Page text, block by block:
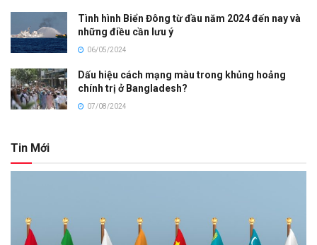
Tình hình Biển Đông từ đầu năm 2024 đến nay và
những điều cần lưu ý
06/05/2024
Dấu hiệu cách mạng màu trong khủng hoảng
chính trị ở Bangladesh?
07/08/2024
Tin Mới